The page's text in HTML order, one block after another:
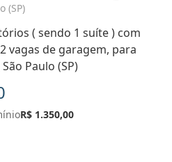
(SP)
( sendo 1 suíte ) com
vagas de garagem, para
Paulo (SP)
R$ 1.350,00